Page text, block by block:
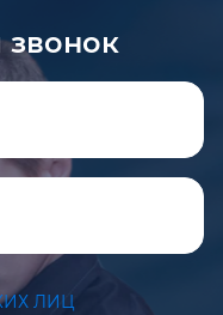
звонок
ЛИЦ